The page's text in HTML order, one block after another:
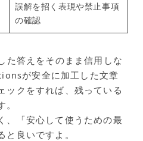
誤解を招く表現や禁止事項
の確認
た答えをそのまま信用しな
が安全に加工した文章
ックをすれば、残っている
、「安心して使うための最
良いですよ。